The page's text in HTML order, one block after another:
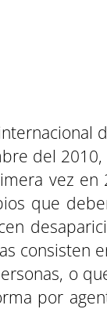
del
vez en
que
consisten
o
por